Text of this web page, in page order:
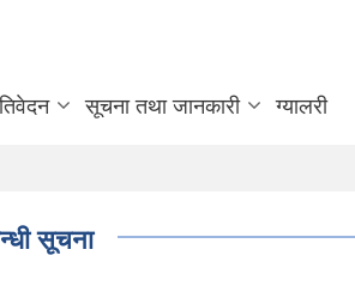
सूचना तथा जानकारी ग्यालरी
सूचना